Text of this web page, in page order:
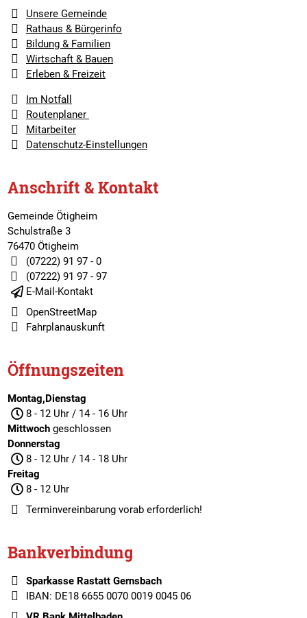
Unsere Gemeinde
Rathaus & Bürgerinfo
Bildung & Familien
Wirtschaft & Bauen
Erleben & Freizeit
Im Notfall
Routenplaner
Mitarbeiter
Datenschutz-Einstellungen
Anschrift & Kontakt
Gemeinde Ötigheim
Schulstraße 3
76470 Ötigheim
(07222) 91 97 - 0
(07222) 91 97 - 97
E-Mail-Kontakt
OpenStreetMap
Fahrplanauskunft
Öffnungszeiten
Montag,Dienstag
8 - 12 Uhr / 14 - 16 Uhr
Mittwochgeschlossen
Donnerstag
8 - 12 Uhr / 14 - 18 Uhr
Freitag
8 - 12 Uhr
Terminvereinbarungvorab erforderlich!
Bankverbindung
Sparkasse Rastatt Gernsbach
IBAN: DE18 6655 0070 0019 0045 06